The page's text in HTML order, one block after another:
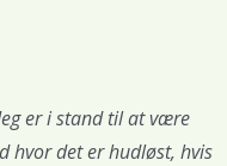
er i stand til at være
hvor det er hudløst, hvis